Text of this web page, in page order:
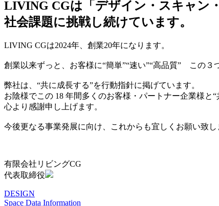
LIVING CGは「デザイン・スキャン
社会課題に挑戦し続けています。
LIVING CGは2024年、創業20年になります。
創業以来ずっと、お客様に“簡単”“速い”“高品質” この３
弊社は、“共に成長する”を行動指針に掲げています。
お陰様でこの 18 年間多くのお客様・パートナー企業様と
心より感謝申し上げます。
今後更なる事業発展に向け、これからも宜しくお願い致し
有限会社リビングCG
代表取締役
DESIGN
Space Data Information